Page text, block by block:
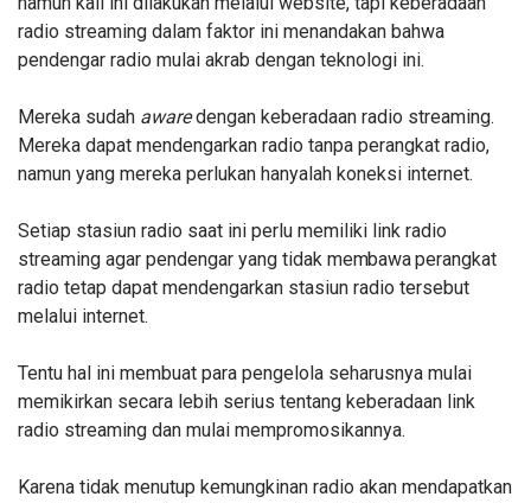
radio streaming dalam faktor ini menandakan bahwa
pendengar radio mulai akrab dengan teknologi ini.
Mereka sudah awaredengan keberadaan radio streaming.
Mereka dapat mendengarkan radio tanpa perangkat radio,
namun yang mereka perlukan hanyalah koneksi internet.
Setiap stasiun radio saat ini perlu memiliki link radio
streaming agar pendengar yang tidak membawaperangkat
radio tetap dapat mendengarkan stasiun radio tersebut
melalui internet.
Tentu hal ini membuat para pengelola seharusnya mulai
memikirkan secara lebih serius tentang keberadaan link
radio streaming dan mulai mempromosikannya.
Karena tidak menutup kemungkinan radio akan mendapatkan